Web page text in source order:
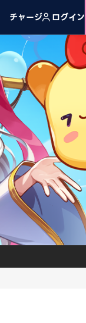
チャージ ログイン